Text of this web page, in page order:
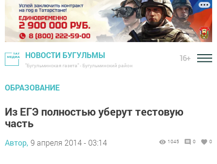
НОВОСТИ БУГУЛЬМЫ
"Бугульминская газета" - Бугульминский район
16+
ОБРАЗОВАНИЕ
Из ЕГЭ полностью уберут тестовую
часть
Автор, 9 апреля 2014 - 03:14 1045 0 0